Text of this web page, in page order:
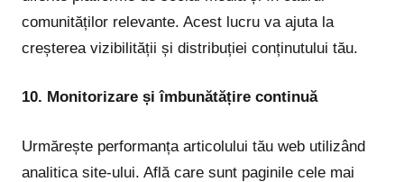
comunităților relevante. Acest lucru va ajuta la
creșterea vizibilității și distribuției conținutului tău.
10. Monitorizare și îmbunătățire continuă
Urmărește performanța articolului tău web utilizând
analitica site-ului. Află care sunt paginile cele mai